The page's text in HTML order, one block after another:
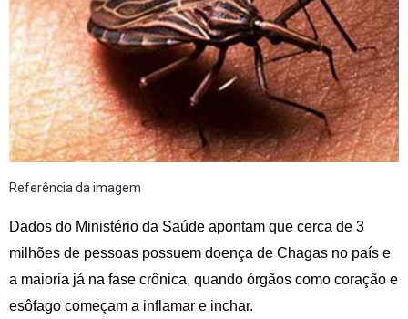
Referência da imagem
Dados do Ministério da Saúde apontam que cerca de 3
milhões de pessoas possuem doença de Chagas no país e
a maioria já na fase crônica, quando órgãos como coração e
esôfago começam a inflamar e inchar.